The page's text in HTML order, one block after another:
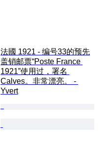
法國 1921 - 编号33的预先
盖销邮票“Poste France
1921”使用过，署名
Calves。非常漂亮。 -
Yvert